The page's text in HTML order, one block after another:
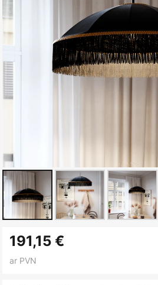
uz
galerijas
191,15 €
ar PVN